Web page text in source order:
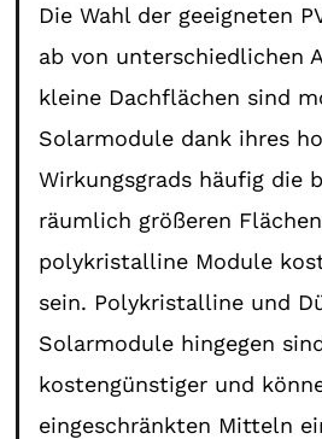
Die Wahl der geeigneten
ab von unterschiedlichen
kleine Dachflächen sind
Solarmodule dank ihres
Wirkungsgrads häufig die
räumlich größeren
polykristalline Module
sein. Polykristalline und
Solarmodule hingegen
kostengünstiger und
eingeschränkten Mitteln